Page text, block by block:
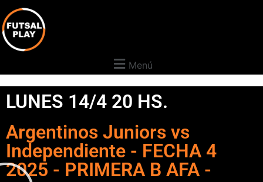
Menú
LUNES 14/4 20 HS.
Argentinos Juniors vs
Independiente - FECHA 4
2025 - PRIMERA B AFA -